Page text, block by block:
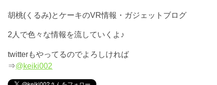
胡桃(くるみ)とケーキのVR情報・ガジェットブログ
2人で色々な情報を流していくよ♪
twitterもやってるのでよろしければ
⇒@keiki002